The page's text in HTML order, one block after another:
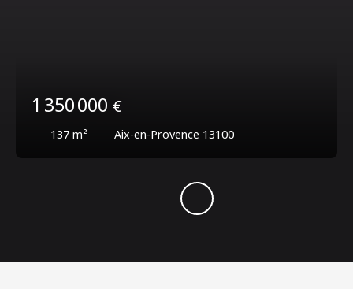
1 350 000 €
137 m² Aix-en-Provence 13100